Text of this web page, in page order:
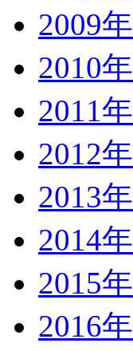
2009年
2010年
2011年
2012年
2013年
2014年
2015年
2016年